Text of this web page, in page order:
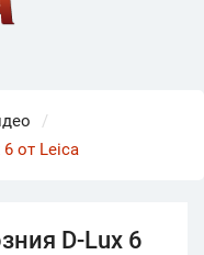
от Leica
D-Lux 6